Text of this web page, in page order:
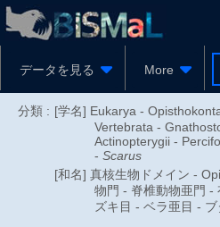
データを見る More
分類 : [学名] Eukarya -
Vertebrata -
Actinopterygii -
- Scarus
[和名] 真核生物ドメイン -
物門 - 脊椎動物亜門 -
ズキ目 - ベラ亜目 -